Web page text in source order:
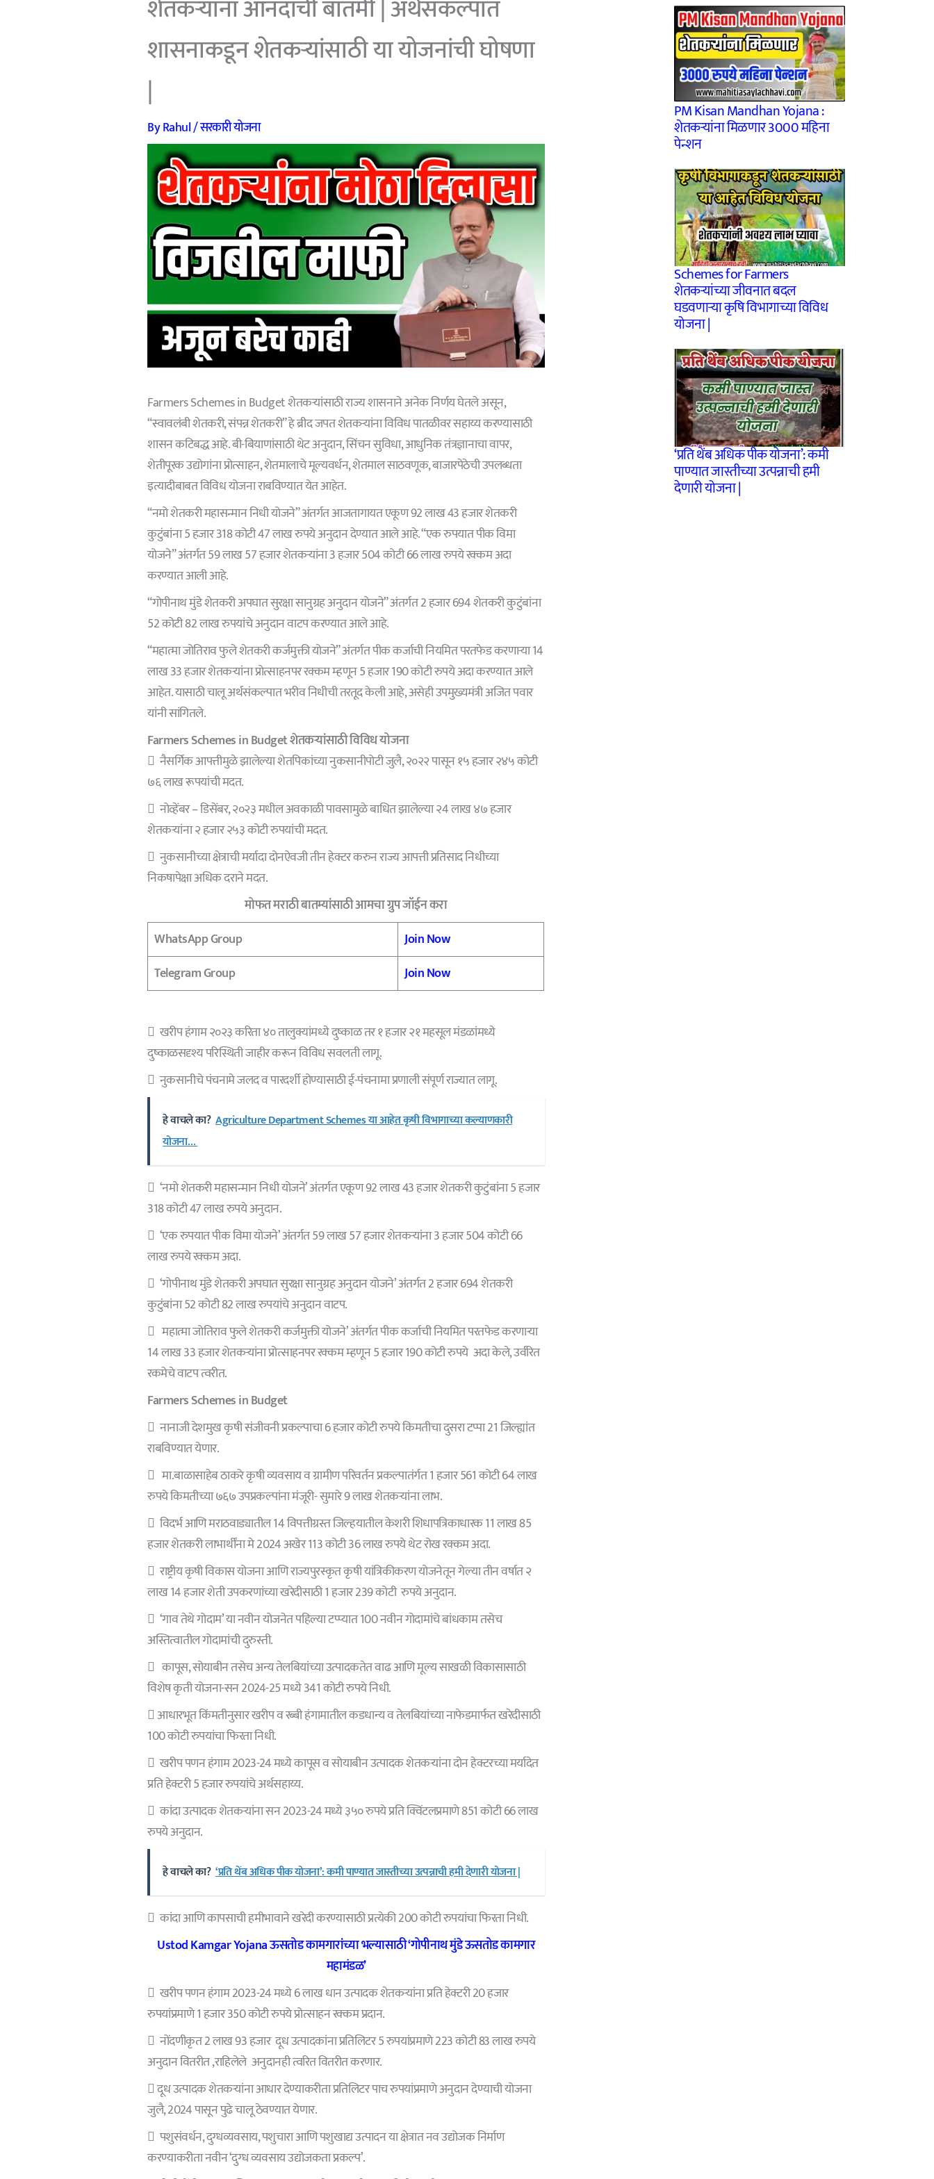
शेतकऱ्यांना आनंदाची बातमी | अर्थसंकल्पात
शासनाकडून शेतकऱ्यांसाठी या योजनांची घोषणा
|
ByRahul/सरकारी योजना
Farmers Schemes in Budget शेतकऱ्यांसाठी राज्य शासनाने अनेक निर्णय घेतले असून,
“स्वावलंबी शेतकरी, संपन्न शेतकरी” हे ब्रीद जपत शेतकऱ्यांना विविध पातळीवर सहाय्य करण्यासाठी
शासन कटिबद्ध आहे. बी-बियाणांसाठी थेट अनुदान, सिंचन सुविधा, आधुनिक तंत्रज्ञानाचा वापर,
शेतीपूरक उद्योगांना प्रोत्साहन, शेतमालाचे मूल्यवर्धन, शेतमाल साठवणूक, बाजारपेठेची उपलब्धता
इत्यादीबाबत विविध योजना राबविण्यात येत आहेत.
“नमो शेतकरी महासन्मान निधी योजने” अंतर्गत आजतागायत एकूण 92 लाख 43 हजार शेतकरी
कुटुंबांना 5 हजार 318 कोटी 47 लाख रुपये अनुदान देण्यात आले आहे. “एक रुपयात पीक विमा
योजने” अंतर्गत 59 लाख 57 हजार शेतकऱ्यांना 3 हजार 504 कोटी 66 लाख रुपये रक्कम अदा
करण्यात आली आहे.
“गोपीनाथ मुंडे शेतकरी अपघात सुरक्षा सानुग्रह अनुदान योजने” अंतर्गत 2 हजार 694 शेतकरी कुटुंबांना
52 कोटी 82 लाख रुपयांचे अनुदान वाटप करण्यात आले आहे.
“महात्मा जोतिराव फुले शेतकरी कर्जमुक्ती योजने” अंतर्गत पीक कर्जाची नियमित परतफेड करणाऱ्या 14
लाख 33 हजार शेतकऱ्यांना प्रोत्साहनपर रक्कम म्हणून 5 हजार 190 कोटी रुपये अदा करण्यात आले
आहेत. यासाठी चालू अर्थसंकल्पात भरीव निधीची तरतूद केली आहे, असेही उपमुख्यमंत्री अजित पवार
यांनी सांगितले.
Farmers Schemes in Budget शेतकऱ्यांसाठी विविध योजना
 नैसर्गिक आपत्तीमुळे झालेल्या शेतपिकांच्या नुकसानीपोटी जुलै, २०२२ पासून १५ हजार २४५ कोटी
७६ लाख रूपयांची मदत.
 नोव्हेंबर – डिसेंबर, २०२३ मधील अवकाळी पावसामुळे बाधित झालेल्या २4 लाख ४७ हजार
शेतकऱ्यांना २ हजार २५३ कोटी रुपयांची मदत.
 नुकसानीच्या क्षेत्राची मर्यादा दोनऐवजी तीन हेक्टर करुन राज्य आपत्ती प्रतिसाद निधीच्या
निकषापेक्षा अधिक दराने मदत.
मोफत मराठी बातम्यांसाठी आमचा ग्रुप जॉईन करा
WhatsApp Group
Join Now
Telegram Group
Join Now
 खरीप हंगाम २०२३ करिता ४० तालुक्यांमध्ये दुष्काळ तर १ हजार २१ महसूल मंडळांमध्ये
दुष्काळसदृश्य परिस्थिती जाहीर करून विविध सवलती लागू.
 नुकसानीचे पंचनामे जलद व पारदर्शी होण्यासाठी ई-पंचनामा प्रणाली संपूर्ण राज्यात लागू.
हे वाचले का? Agriculture Department Schemes या आहेत कृषी विभागाच्या कल्याणकारी
योजना…
 ‘नमो शेतकरी महासन्मान निधी योजने’ अंतर्गत एकूण 92 लाख 43 हजार शेतकरी कुटुंबांना 5 हजार
318 कोटी 47 लाख रुपये अनुदान.
 ‘एक रुपयात पीक विमा योजने’ अंतर्गत 59 लाख 57 हजार शेतकऱ्यांना 3 हजार 504 कोटी 66
लाख रुपये रक्कम अदा.
 ‘गोपीनाथ मुंडे शेतकरी अपघात सुरक्षा सानुग्रह अनुदान योजने’ अंतर्गत 2 हजार 694 शेतकरी
कुटुंबांना 52 कोटी 82 लाख रुपयांचे अनुदान वाटप.
 महात्मा जोतिराव फुले शेतकरी कर्जमुक्ती योजने’ अंतर्गत पीक कर्जाची नियमित परतफेड करणाऱ्या
14 लाख 33 हजार शेतकऱ्यांना प्रोत्साहनपर रक्कम म्हणून 5 हजार 190 कोटी रुपये अदा केले, उर्वरित
रकमेचे वाटप त्वरीत.
Farmers Schemes in Budget
 नानाजी देशमुख कृषी संजीवनी प्रकल्पाचा 6 हजार कोटी रुपये किमतीचा दुसरा टप्पा 21 जिल्ह्यांत
राबविण्यात येणार.
 मा.बाळासाहेब ठाकरे कृषी व्यवसाय व ग्रामीण परिवर्तन प्रकल्पातंर्गत 1 हजार 561 कोटी 64 लाख
रुपये किमतीच्या ७६७ उपप्रकल्पांना मंजूरी- सुमारे 9 लाख शेतकऱ्यांना लाभ.
 विदर्भ आणि मराठवाड्यातील 14 विपत्तीग्रस्त जिल्हयातील केशरी शिधापत्रिकाधारक 11 लाख 85
हजार शेतकरी लाभार्थींना मे 2024 अखेर 113 कोटी 36 लाख रुपये थेट रोख रक्कम अदा.
 राष्ट्रीय कृषी विकास योजना आणि राज्यपुरस्कृत कृषी यांत्रिकीकरण योजनेतून गेल्या तीन वर्षात २
लाख 14 हजार शेती उपकरणांच्या खरेदीसाठी 1 हजार 239 कोटी रुपये अनुदान.
 ‘गाव तेथे गोदाम’ या नवीन योजनेत पहिल्या टप्प्यात 100 नवीन गोदामांचे बांधकाम तसेच
अस्तित्वातील गोदामांची दुरुस्ती.
 कापूस, सोयाबीन तसेच अन्य तेलबियांच्या उत्पादकतेत वाढ आणि मूल्य साखळी विकासासाठी
विशेष कृती योजना-सन 2024-25 मध्ये 341 कोटी रुपये निधी.
 आधारभूत किंमतीनुसार खरीप व रब्बी हंगामातील कडधान्य व तेलबियांच्या नाफेडमार्फत खरेदीसाठी
100 कोटी रुपयांचा फिरता निधी.
 खरीप पणन हंगाम 2023-24 मध्ये कापूस व सोयाबीन उत्पादक शेतकऱ्यांना दोन हेक्टरच्या मर्यादेत
प्रति हेक्टरी 5 हजार रुपयांचे अर्थसहाय्य.
 कांदा उत्पादक शेतकऱ्यांना सन 2023-24 मध्ये ३५० रुपये प्रति क्विंटलप्रमाणे 851 कोटी 66 लाख
रुपये अनुदान.
हे वाचले का? ‘प्रति थेंब अधिक पीक योजना’: कमी पाण्यात जास्तीच्या उत्पन्नाची हमी देणारी योजना |
 कांदा आणि कापसाची हमीभावाने खरेदी करण्यासाठी प्रत्येकी 200 कोटी रुपयांचा फिरता निधी.
Ustod Kamgar Yojana ऊसतोड कामगारांच्या भल्यासाठी ‘गोपीनाथ मुंडे ऊसतोड कामगार
महामंडळ’
 खरीप पणन हंगाम 2023-24 मध्ये 6 लाख धान उत्पादक शेतकऱ्यांना प्रति हेक्टरी 20 हजार
रुपयांप्रमाणे 1 हजार 350 कोटी रुपये प्रोत्साहन रक्कम प्रदान.
 नोंदणीकृत 2 लाख 93 हजार दूध उत्पादकांना प्रतिलिटर 5 रुपयांप्रमाणे 223 कोटी 83 लाख रुपये
अनुदान वितरीत ,राहिलेले अनुदानही त्वरित वितरीत करणार.
 दूध उत्पादक शेतकऱ्यांना आधार देण्याकरीता प्रतिलिटर पाच रुपयांप्रमाणे अनुदान देण्याची योजना
जुलै, 2024 पासून पुढे चालू ठेवण्यात येणार.
 पशुसंवर्धन, दुग्धव्यवसाय, पशुचारा आणि पशुखाद्य उत्पादन या क्षेत्रात नव उद्योजक निर्माण
करण्याकरीता नवीन ‘दुग्ध व्यवसाय उद्योजकता प्रकल्प’.
PM Kisan Mandhan Yojana :
शेतकऱ्यांना मिळणार 3000 महिना
पेन्शन
Schemes for Farmers
शेतकऱ्यांच्या जीवनात बदल
घडवणाऱ्या कृषि विभागाच्या विविध
योजना |
‘प्रति थेंब अधिक पीक योजना’: कमी
पाण्यात जास्तीच्या उत्पन्नाची हमी
देणारी योजना |